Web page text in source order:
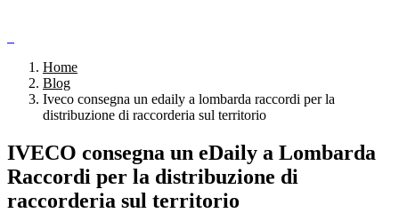
Home
Blog
Iveco consegna un edaily a lombarda raccordi per la
distribuzione di raccorderia sul territorio
IVECO consegna un eDaily a Lombarda
Raccordi per la distribuzione di
raccorderia sul territorio